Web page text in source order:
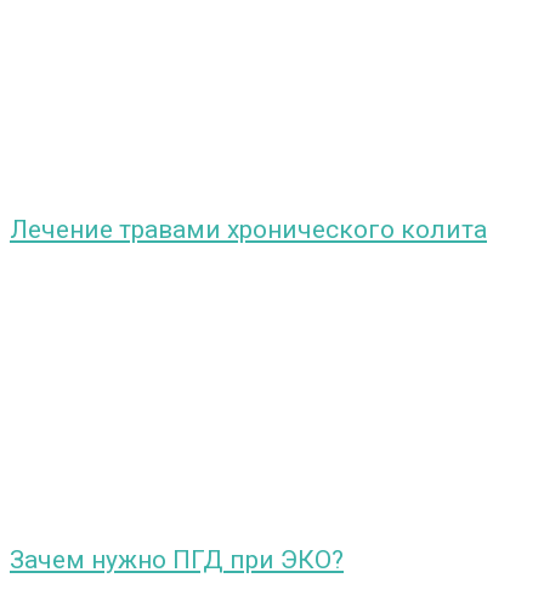
Лечение травами хронического колита
Зачем нужно ПГД при ЭКО?